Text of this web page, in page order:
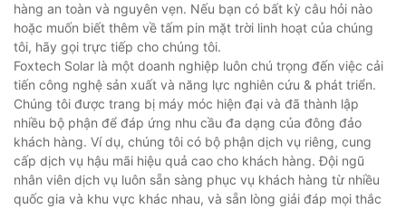
hàng an toàn và nguyên vẹn. Nếu bạn có bất kỳ câu hỏi nào
hoặc muốn biết thêm về tấm pin mặt trời linh hoạt của chúng
tôi, hãy gọi trực tiếp cho chúng tôi.
Foxtech Solar là một doanh nghiệp luôn chú trọng đến việc cải
tiến công nghệ sản xuất và năng lực nghiên cứu & phát triển.
Chúng tôi được trang bị máy móc hiện đại và đã thành lập
nhiều bộ phận để đáp ứng nhu cầu đa dạng của đông đảo
khách hàng. Ví dụ, chúng tôi có bộ phận dịch vụ riêng, cung
cấp dịch vụ hậu mãi hiệu quả cao cho khách hàng. Đội ngũ
nhân viên dịch vụ luôn sẵn sàng phục vụ khách hàng từ nhiều
quốc gia và khu vực khác nhau, và sẵn lòng giải đáp mọi thắc